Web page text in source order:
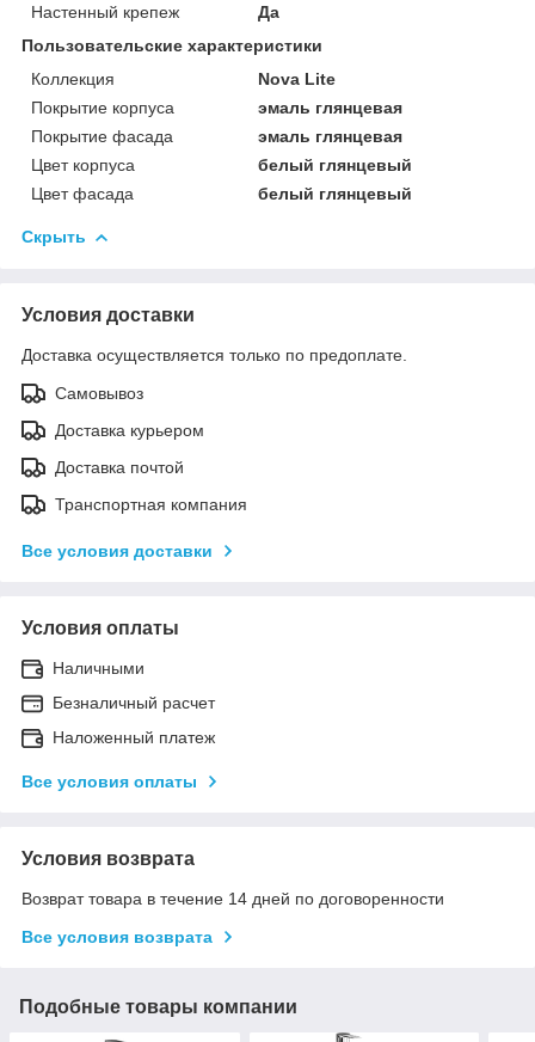
Настенный крепеж
Да
Пользовательские характеристики
Коллекция
Nova Lite
Покрытие корпуса
эмаль глянцевая
Покрытие фасада
эмаль глянцевая
Цвет корпуса
белый глянцевый
Цвет фасада
белый глянцевый
Скрыть
Условия доставки
Доставка осуществляется только по предоплате.
Самовывоз
Доставка курьером
Доставка почтой
Транспортная компания
Все условия доставки
Условия оплаты
Наличными
Безналичный расчет
Наложенный платеж
Все условия оплаты
Условия возврата
Возврат товара в течение 14 дней по договоренности
Все условия возврата
Подобные товары компании